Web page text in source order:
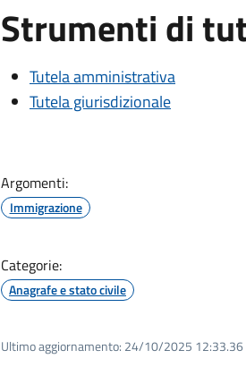
Strumenti di
Tutela amministrativa
Tutela giurisdizionale
Argomenti:
Immigrazione
Categorie:
Anagrafe e stato civile
Ultimo aggiornamento: 24/10/2025 12:33.36